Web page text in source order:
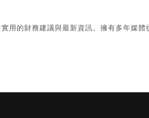
用的財務建議與最新資訊。擁有多年媒體